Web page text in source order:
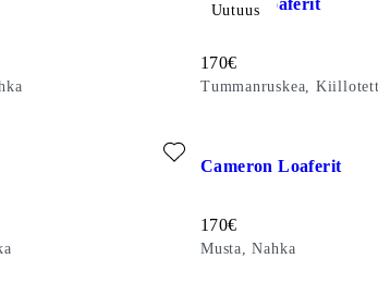
Uutuus
Hinta:
170€
Tummanruskea,
LOAFERIT (Tummanruskea, Mokka)
Cameron Loaferit
Hinta:
170€
Musta, Nahka
Lisää suosikeihin: